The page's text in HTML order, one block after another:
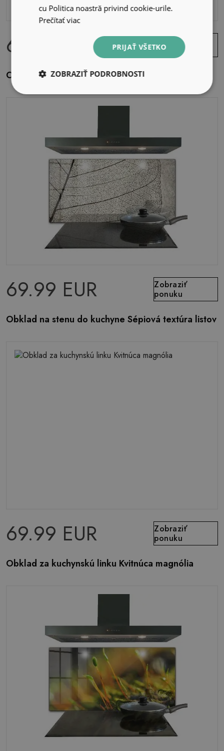
69.99 EUR
Zobraziť
ponuku
Obklad za kuchynskú linku Abstraktný biely kvet
69.99 EUR
Zobraziť
ponuku
Obklad na stenu do kuchyne Sépiová textúra listov
69.99 EUR
Zobraziť
ponuku
Obklad za kuchynskú linku Kvitnúca magnólia
cu Politica noastră privind cookie-urile.
Prečítať viac
PRIJAŤ VŠETKO
ZOBRAZIŤ PODROBNOSTI